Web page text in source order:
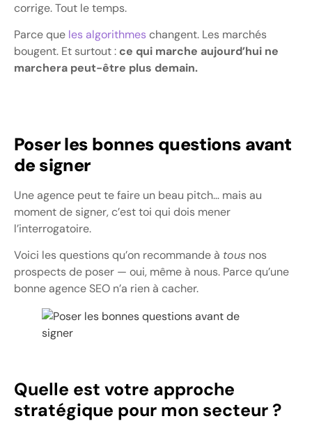
corrige. Tout le temps.
Parce que les algorithmeschangent. Les marchés
bougent. Et surtout : ce qui marche aujourd’hui ne
marchera peut-être plus demain.
Poser les bonnes questions avant
de signer
Une agence peut te faire un beau pitch… mais au
moment de signer, c’est toi qui dois mener
l’interrogatoire.
Voici les questions qu’on recommande à tous nos
prospects de poser — oui, même à nous. Parce qu’une
bonne agence SEO n’a rien à cacher.
Quelle est votre approche
stratégique pour mon secteur ?